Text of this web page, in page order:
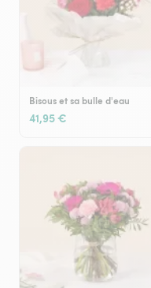
Bisous et sa bulle d'eau
41,95 €